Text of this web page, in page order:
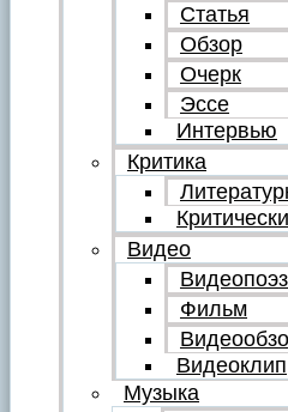
Статья
Обзор
Очерк
Эссе
Интервью
Критика
Видео
Фильм
Видеоклип
Музыка